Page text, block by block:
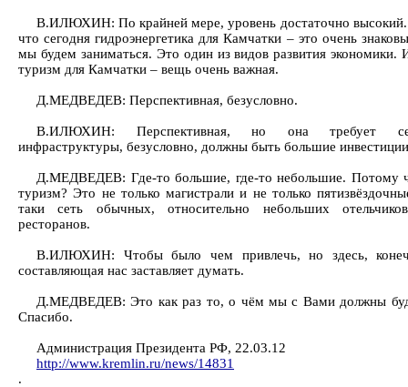
В.ИЛЮХИН: По крайней мере, уровень достаточно
что сегодня гидроэнергетика для Камчатки – это очень
мы будем заниматься. Это один из видов развития экономики.
туризм для Камчатки – вещь очень важная.
Д.МЕДВЕДЕВ: Перспективная, безусловно.
В.ИЛЮХИН: Перспективная, но она требует
инфраструктуры, безусловно, должны быть большие
Д.МЕДВЕДЕВ: Где-то большие, где-то небольшие. Потому
туризм? Это не только магистрали и не только
таки сеть обычных, относительно небольших
ресторанов.
В.ИЛЮХИН: Чтобы было чем привлечь, но здесь,
составляющая нас заставляет думать.
Д.МЕДВЕДЕВ: Это как раз то, о чём мы с Вами должны
Спасибо.
Администрация Президента РФ, 22.03.12
http://www.kremlin.ru/news/14831
.